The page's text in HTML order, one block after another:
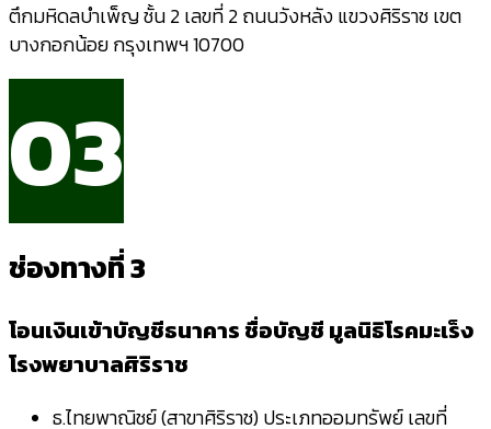
ตึกมหิดลบำเพ็ญ ชั้น 2 เลขที่ 2 ถนนวังหลัง แขวงศิริราช เขต
บางกอกน้อย กรุงเทพฯ 10700
03
ช่องทางที่ 3
โอนเงินเข้าบัญชีธนาคาร ชื่อบัญชี มูลนิธิโรคมะเร็ง
โรงพยาบาลศิริราช
ธ.ไทยพาณิชย์ (สาขาศิริราช) ประเภทออมทรัพย์ เลขที่